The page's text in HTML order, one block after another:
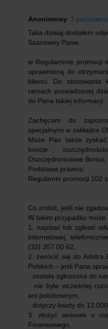
Anonimowy 3
Taka dzisiaj dostałem
Szanowny Panie,
w Regulaminie promocji
uprawnioną do
klienci. Do stosowania
ramach prowadzonej
do Pana takiej informacji.
Zachęcam do
specjalnymi w zakładce
Może Pan także
koncie
Oszczędnościowe Bonus.
Podstawa prawna:
Regulamin promocji 102
Co zrobić, jeśli nie
W takim przypadku może
1. napisać lub zgłosić
internetowej,
(32) 357 00 62,
2. zwrócić się do Arbitra
Polskich – jeśli Pana
· została zgłoszona do
· nie była wcześniej
ani polubownym,
· dotyczy kwoty do 12.000
3. złożyć wniosek o
Finansowego,